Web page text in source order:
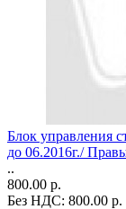
Блок управления
до 06.2016г./
..
800.00 р.
Без НДС: 800.00 р.